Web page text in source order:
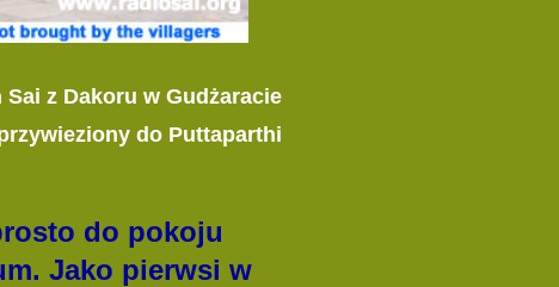
Sai z Dakoru w Gudżaracie
do Puttaparthi
do pokoju
Jako pierwsi w